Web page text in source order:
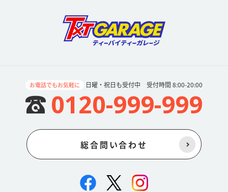
02ご利用者が第三者の著作物等を利用して投稿する場合には、ご利
用者の責任と負担において、第三者の許諾等必要な権利処理がなさ
れていることを当社に対して保証していただきます。なお当該権利
処理には、ご利用者から当社に対する利用許諾、当社から第三者に
稿した内容を、当社のウェブサイト内や当該第三者が運営するウェ
ブサイトへのコンテンツ提供その他の様々な方法で利用する場合が
ございます。また、ご利用者は、本条項に具体的に記載された場合
込み内容を利用する場合には、著作権法上の著作者人格権（公表
権・氏名表示権・同一性保持権）を行使しないものとします。
04当社または当社から再利用許諾を受けた第三者が、ご利用者が投
稿した内容を利用する場合には、地域制限その他付随条件を付けな
が存続する限り継続するものとし、著作権使用料、ロイヤリティ等
の対価は一切発生しないものとします。
お電話でもお気軽に 日曜・祝日も受付中 受付時間 8:00-20:00
0120-999-999
総合問い合わせ